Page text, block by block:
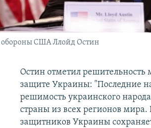
США Ллойд Остин
Остин отметил решительность
защите Украины: "Последние
решимость украинского
страны из всех регионов
защитников Украины